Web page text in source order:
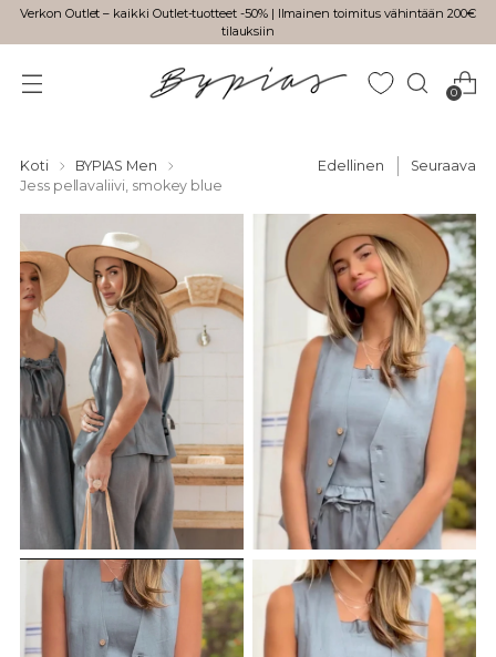
Verkon Outlet – kaikki Outlet-tuotteet -50% | Ilmainen toimitus vähintään 200€
tilauksiin
0
Koti
BYPIAS Men
Jess pellavaliivi, smokey blue
Edellinen Seuraava